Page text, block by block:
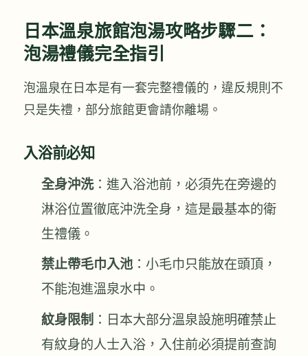
日本溫泉旅館泡湯攻略步驟二：
泡湯禮儀完全指引
泡溫泉在日本是有一套完整禮儀的，違反規則不
只是失禮，部分旅館更會請你離場。
入浴前必知
全身沖洗：進入浴池前，必須先在旁邊的
淋浴位置徹底沖洗全身，這是最基本的衛
生禮儀。
禁止帶毛巾入池：小毛巾只能放在頭頂，
不能泡進溫泉水中。
紋身限制 ：日本大部分溫泉設施明確禁止
有紋身的人士入浴，入住前必須提前查詢